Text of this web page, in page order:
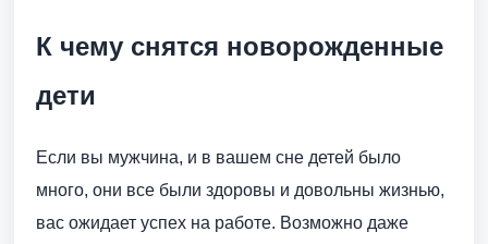
К чему снятся новорожденные
дети
Если вы мужчина, и в вашем сне детей было
много, они все были здоровы и довольны жизнью,
вас ожидает успех на работе. Возможно даже